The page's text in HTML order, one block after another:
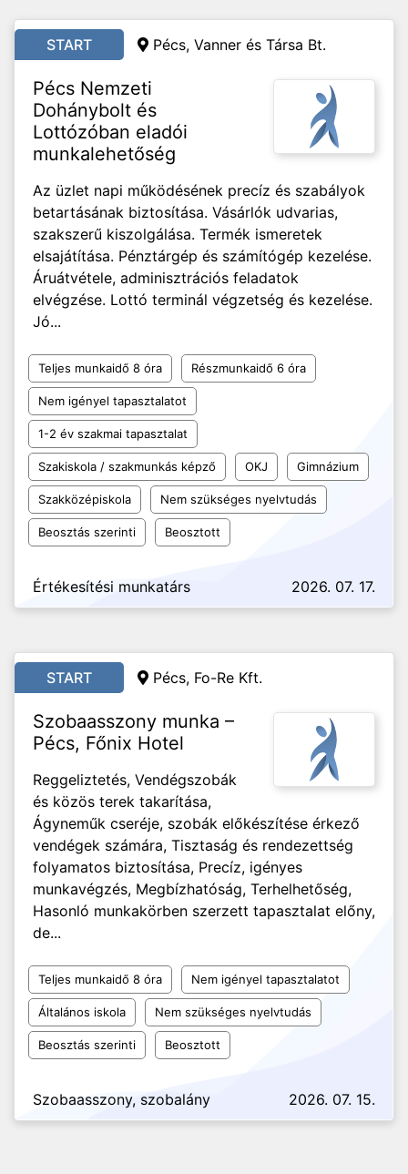
START Pécs, Vanner és Társa Bt.
Pécs Nemzeti
Dohánybolt és
Lottózóban eladói
munkalehetőség
Az üzlet napi működésének precíz és szabályok
betartásának biztosítása. Vásárlók udvarias,
szakszerű kiszolgálása. Termék ismeretek
elsajátítása. Pénztárgép és számítógép kezelése.
Áruátvétele, adminisztrációs feladatok
elvégzése. Lottó terminál végzetség és kezelése.
Jó...
Teljes munkaidő 8 óra Részmunkaidő 6 óra
Nem igényel tapasztalatot
1-2 év szakmai tapasztalat
Szakiskola / szakmunkás képző OKJ Gimnázium
Szakközépiskola Nem szükséges nyelvtudás
Beosztás szerinti Beosztott
Értékesítési munkatárs 2026. 07. 17.
START Pécs, Fo-Re Kft.
Szobaasszony munka –
Pécs, Főnix Hotel
Reggeliztetés, Vendégszobák
és közös terek takarítása,
Ágyneműk cseréje, szobák előkészítése érkező
vendégek számára, Tisztaság és rendezettség
folyamatos biztosítása, Precíz, igényes
munkavégzés, Megbízhatóság, Terhelhetőség,
Hasonló munkakörben szerzett tapasztalat előny,
de...
Teljes munkaidő 8 óra Nem igényel tapasztalatot
Általános iskola Nem szükséges nyelvtudás
Beosztás szerinti Beosztott
Szobaasszony, szobalány 2026. 07. 15.